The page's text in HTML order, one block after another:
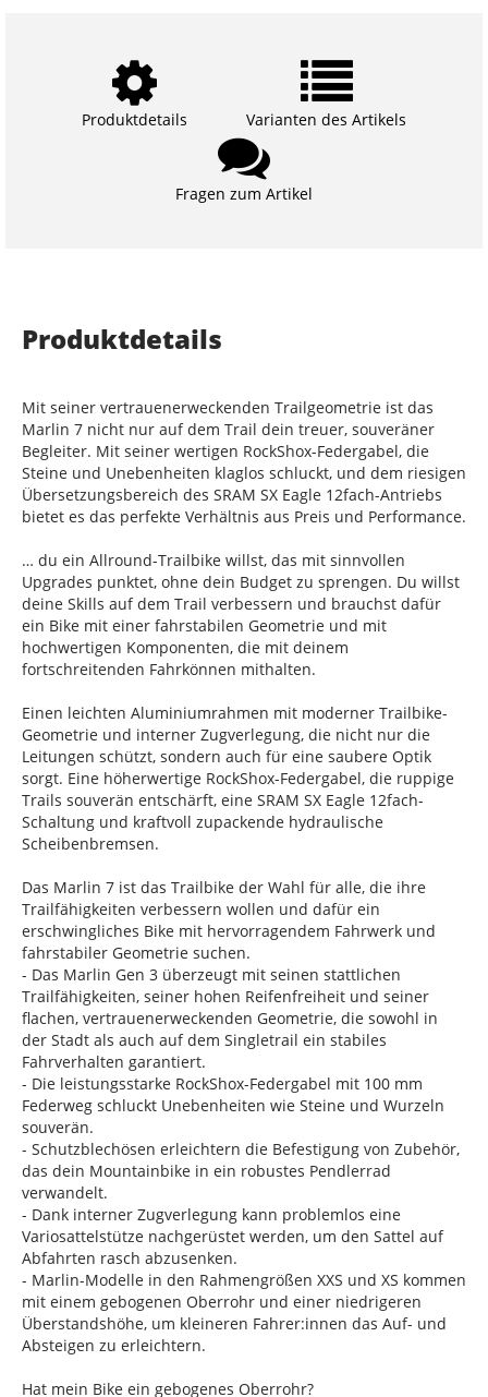
Produktdetails Varianten des Artikels
Fragen zum Artikel
Produktdetails
Mit seiner vertrauenerweckenden Trailgeometrie ist das
Marlin 7 nicht nur auf dem Trail dein treuer, souveräner
Begleiter. Mit seiner wertigen RockShox-Federgabel, die
Steine und Unebenheiten klaglos schluckt, und dem riesigen
Übersetzungsbereich des SRAM SX Eagle 12fach-Antriebs
bietet es das perfekte Verhältnis aus Preis und Performance.
… du ein Allround-Trailbike willst, das mit sinnvollen
Upgrades punktet, ohne dein Budget zu sprengen. Du willst
deine Skills auf dem Trail verbessern und brauchst dafür
ein Bike mit einer fahrstabilen Geometrie und mit
hochwertigen Komponenten, die mit deinem
fortschreitenden Fahrkönnen mithalten.
Einen leichten Aluminiumrahmen mit moderner Trailbike-
Geometrie und interner Zugverlegung, die nicht nur die
Leitungen schützt, sondern auch für eine saubere Optik
sorgt. Eine höherwertige RockShox-Federgabel, die ruppige
Trails souverän entschärft, eine SRAM SX Eagle 12fach-
Schaltung und kraftvoll zupackende hydraulische
Scheibenbremsen.
Das Marlin 7 ist das Trailbike der Wahl für alle, die ihre
Trailfähigkeiten verbessern wollen und dafür ein
erschwingliches Bike mit hervorragendem Fahrwerk und
fahrstabiler Geometrie suchen.
- Das Marlin Gen 3 überzeugt mit seinen stattlichen
Trailfähigkeiten, seiner hohen Reifenfreiheit und seiner
flachen, vertrauenerweckenden Geometrie, die sowohl in
der Stadt als auch auf dem Singletrail ein stabiles
Fahrverhalten garantiert.
- Die leistungsstarke RockShox-Federgabel mit 100 mm
Federweg schluckt Unebenheiten wie Steine und Wurzeln
souverän.
- Schutzblechösen erleichtern die Befestigung von Zubehör,
das dein Mountainbike in ein robustes Pendlerrad
verwandelt.
- Dank interner Zugverlegung kann problemlos eine
Variosattelstütze nachgerüstet werden, um den Sattel auf
Abfahrten rasch abzusenken.
- Marlin-Modelle in den Rahmengrößen XXS und XS kommen
mit einem gebogenen Oberrohr und einer niedrigeren
Überstandshöhe, um kleineren Fahrer:innen das Auf- und
Absteigen zu erleichtern.
Hat mein Bike ein gebogenes Oberrohr?